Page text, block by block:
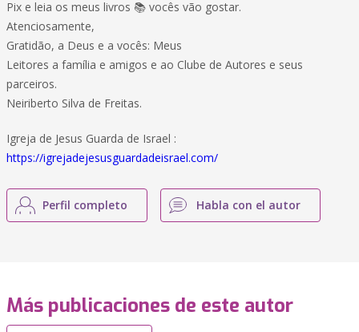
Pix e leia os meus livros 📚 vocês vão gostar.
Atenciosamente,
Gratidão, a Deus e a vocês: Meus
Leitores a família e amigos e ao Clube de Autores e seus
parceiros.
Neiriberto Silva de Freitas.
Igreja de Jesus Guarda de Israel :
https://igrejadejesusguardadeisrael.com/
Perfil completo Habla con el autor
Más publicaciones de este autor